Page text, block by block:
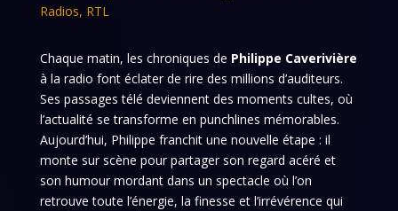
Radios, RTL
Chaque matin, les chroniques de Philippe Caverivière
à la radio font éclater de rire des millions d’auditeurs.
Ses passages télé deviennent des moments cultes, où
l’actualité se transforme en punchlines mémorables.
Aujourd’hui, Philippe franchit une nouvelle étape : il
monte sur scène pour partager son regard acéré et
son humour mordant dans un spectacle où l’on
retrouve toute l’énergie, la finesse et l’irrévérence qui